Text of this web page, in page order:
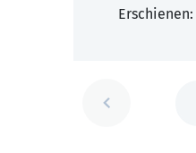
Erschienen: